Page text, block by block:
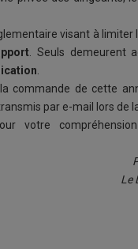
visant à
. Seuls demeurent
commande de cette
par e-mail lors de
votre
Le